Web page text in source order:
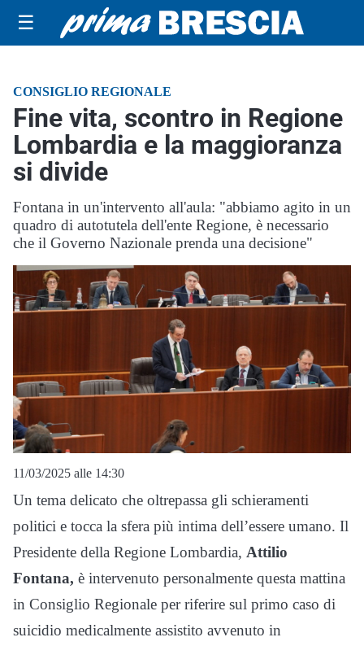
☰
CONSIGLIO REGIONALE
Fine vita, scontro in Regione
Lombardia e la maggioranza
si divide
Fontana in un'intervento all'aula: "abbiamo agito in un
quadro di autotutela dell'ente Regione, è necessario
che il Governo Nazionale prenda una decisione"
11/03/2025 alle 14:30
Un tema delicato che oltrepassa gli schieramenti
politici e tocca la sfera più intima dell’essere umano. Il
Presidente della Regione Lombardia, Attilio
Fontana, è intervenuto personalmente questa mattina
in Consiglio Regionale per riferire sul primo caso di
suicidio medicalmente assistito avvenuto in